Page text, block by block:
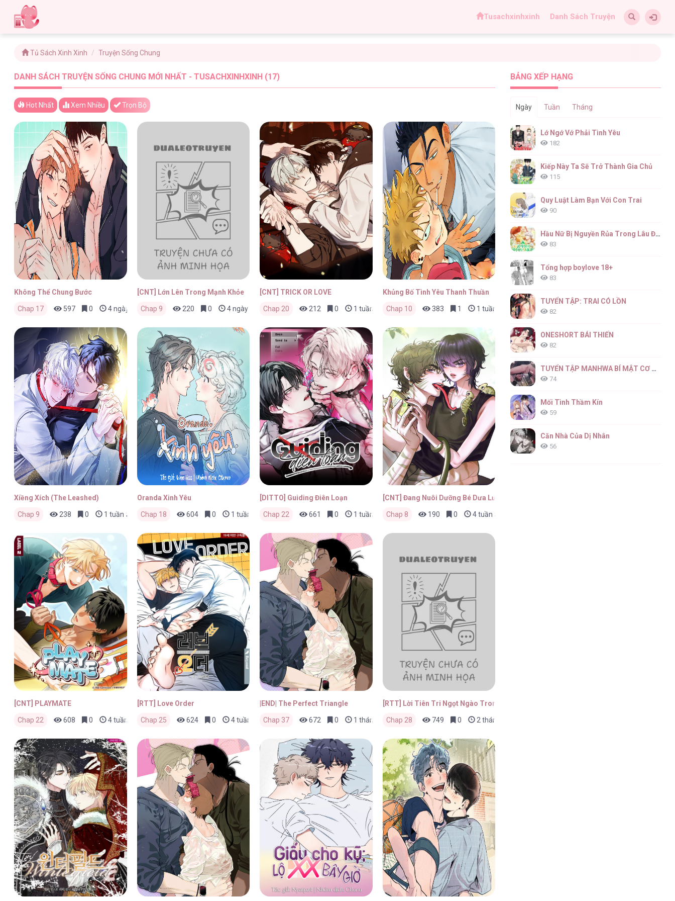
Tusachxinhxinh Danh Sách Truyện
Tủ Sách Xinh Xinh Truyện Sống Chung
DANH SÁCH TRUYỆN SỐNG CHUNG MỚI NHẤT - TUSACHXINHXINH (17)
Hot Nhất Xem Nhiều Trọn Bộ
Không Thể Chung Bước
Chap 17 597 0 4 ngày trước
[CNT] Lớn Lên Trong Mạnh Khỏe
Chap 9 220 0 4 ngày trước
[CNT] TRICK OR LOVE
Chap 20 212 0 1 tuần trước
Khủng Bố Tình Yêu Thanh Thuần
Chap 10 383 1 1 tuần trước
Xiềng Xích (The Leashed)
Chap 9 238 0 1 tuần trước
Oranda Xinh Yêu
Chap 18 604 0 1 tuần trước
[DITTO] Guiding Điên Loạn
Chap 22 661 0 1 tuần trước
[CNT] Đang Nuôi Dưỡng Bé Dưa Lưới
Chap 8 190 0 4 tuần trước
[CNT] PLAYMATE
Chap 22 608 0 4 tuần trước
[RTT] Love Order
Chap 25 624 0 4 tuần trước
|END| The Perfect Triangle
Chap 37 672 0 1 tháng trước
[RTT] Lời Tiên Tri Ngọt Ngào Trong Nét Mực
Chap 28 749 0 2 tháng trước
BẢNG XẾP HẠNG
Ngày Tuần Tháng
Lớ Ngớ Vớ Phải Tình Yêu
182
Kiếp Này Ta Sẽ Trở Thành Gia Chủ
115
Quy Luật Làm Bạn Với Con Trai
90
Hầu Nữ Bị Nguyền Rủa Trong Lâu Đài Của Công Tước
83
Tổng hợp boylove 18+
83
TUYỂN TẬP: TRAI CÓ LỒN
82
ONESHORT BÁI THIẾN
82
TUYỂN TẬP MANHWA BÍ MẬT CƠ THỂ
74
Mối Tình Thầm Kín
59
Căn Nhà Của Dị Nhân
56